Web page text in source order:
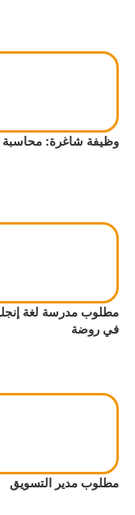
وظيفة شاغرة: محاسبة
مطلوب مدرسة لغة
في روضة
مطلوب مدير التسويق